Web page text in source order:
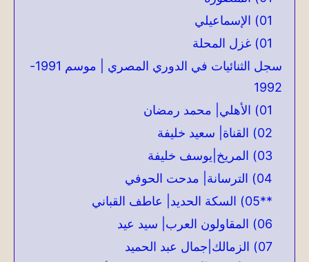
01) الإسماعيلي
01) غزل المحلة
سجل الثنائيات في الدوري المصري | موسم 1991-
1992
01) الأهلي| محمد رمضان
02) القناة| سعيد خليفة
03) المريخ|يوسف خليفة
04) الترسانة| مدحت الحوفي
**05) السكة الحديد| عاطف القباني
06) المقاولون العرب| سيد عيد
07) الزمالك|جمال عبد الحميد